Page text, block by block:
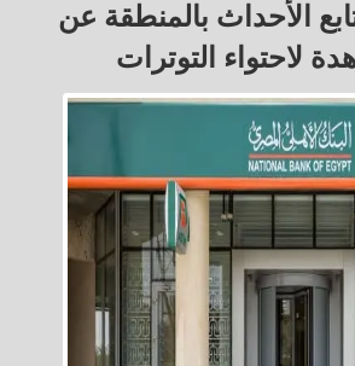
الأحداث بالمنطقة عن
لاحتواء التوترات